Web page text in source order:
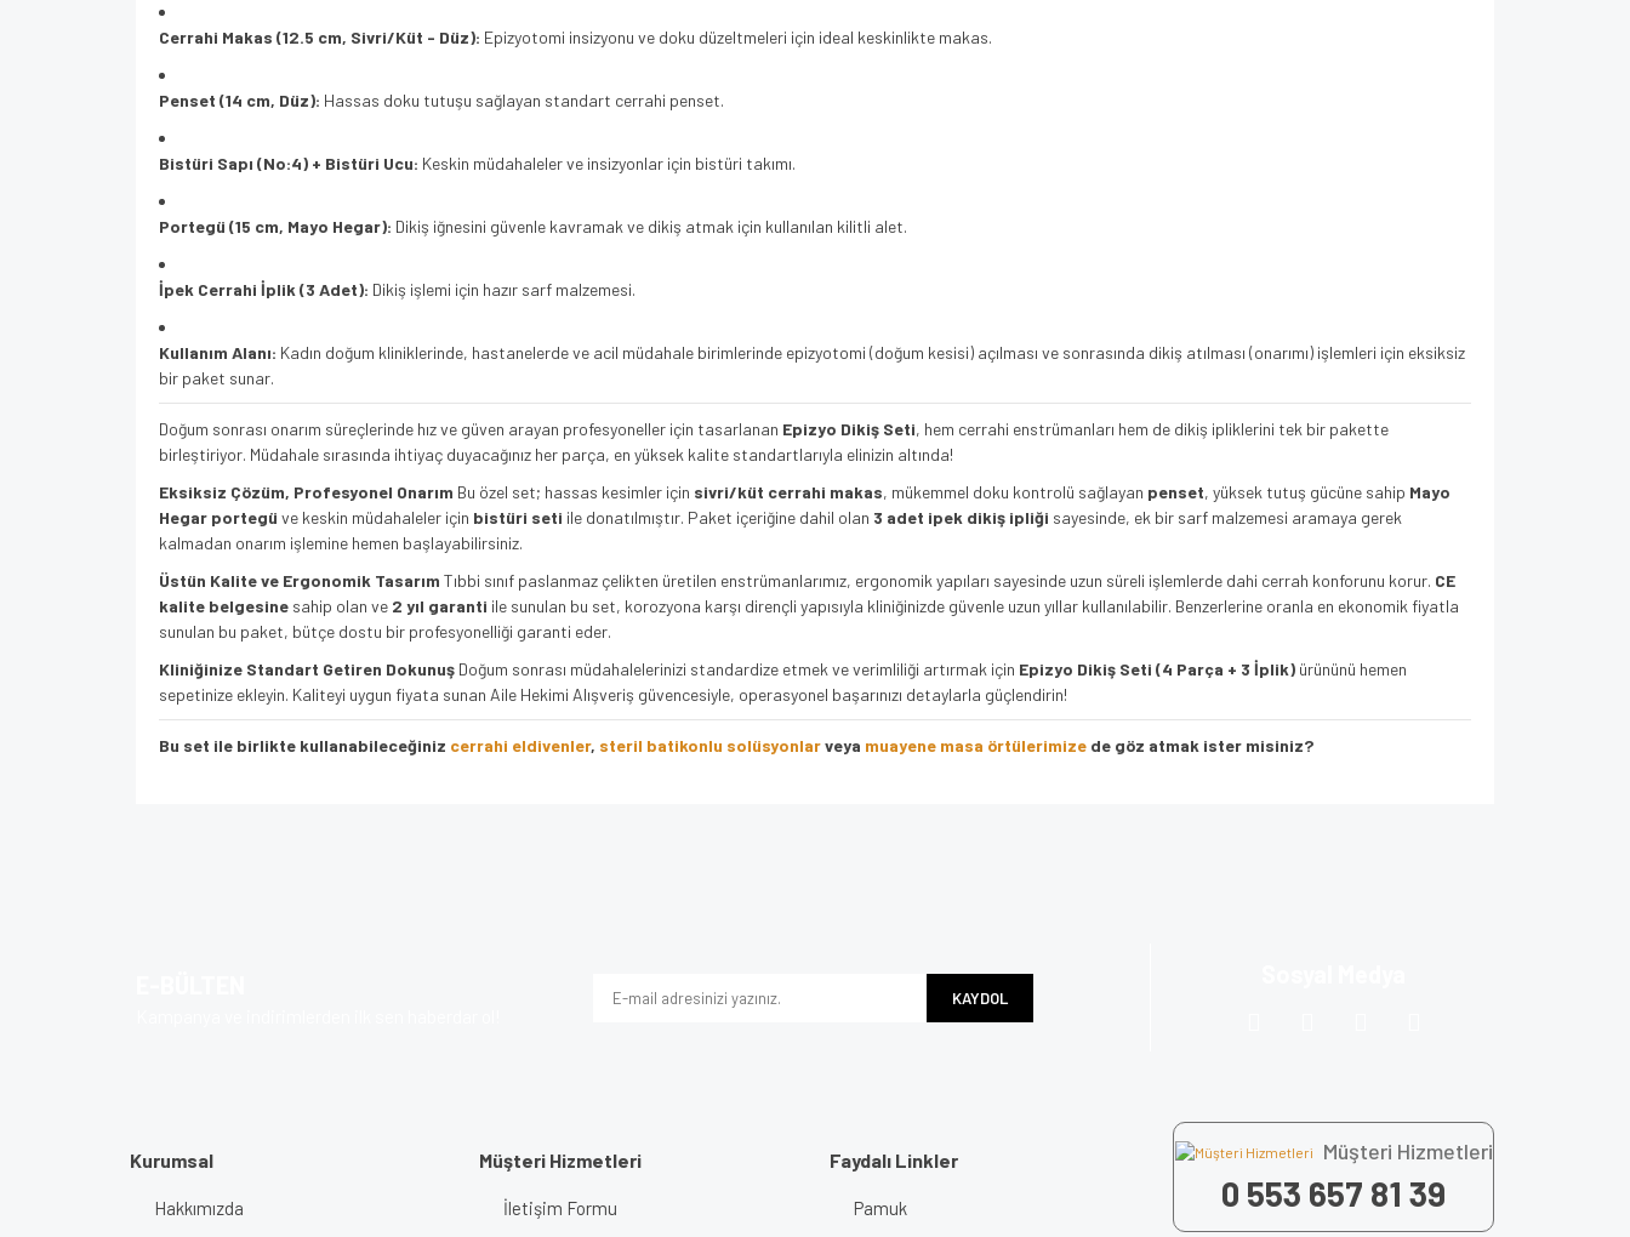
Cerrahi Makas (12.5 cm, Sivri/Küt - Düz): Epizyotomi insizyonu ve doku düzeltmeleri için ideal keskinlikte makas.
Penset (14 cm, Düz): Hassas doku tutuşu sağlayan standart cerrahi penset.
Bistüri Sapı (No:4) + Bistüri Ucu: Keskin müdahaleler ve insizyonlar için bistüri takımı.
Portegü (15 cm, Mayo Hegar): Dikiş iğnesini güvenle kavramak ve dikiş atmak için kullanılan kilitli alet.
İpek Cerrahi İplik (3 Adet): Dikiş işlemi için hazır sarf malzemesi.
Kullanım Alanı: Kadın doğum kliniklerinde, hastanelerde ve acil müdahale birimlerinde epizyotomi (doğum kesisi) açılması ve sonrasında dikiş atılması (onarımı) işlemleri için eksiksiz
bir paket sunar.
Doğum sonrası onarım süreçlerinde hız ve güven arayan profesyoneller için tasarlanan Epizyo Dikiş Seti, hem cerrahi enstrümanları hem de dikiş ipliklerini tek bir pakette
birleştiriyor. Müdahale sırasında ihtiyaç duyacağınız her parça, en yüksek kalite standartlarıyla elinizin altında!
Eksiksiz Çözüm, Profesyonel Onarım Bu özel set; hassas kesimler için sivri/küt cerrahi makas, mükemmel doku kontrolü sağlayan penset, yüksek tutuş gücüne sahip Mayo
Hegar portegü ve keskin müdahaleler için bistüri seti ile donatılmıştır. Paket içeriğine dahil olan 3 adet ipek dikiş ipliği sayesinde, ek bir sarf malzemesi aramaya gerek
kalmadan onarım işlemine hemen başlayabilirsiniz.
Üstün Kalite ve Ergonomik Tasarım Tıbbi sınıf paslanmaz çelikten üretilen enstrümanlarımız, ergonomik yapıları sayesinde uzun süreli işlemlerde dahi cerrah konforunu korur. CE
kalite belgesine sahip olan ve 2 yıl garanti ile sunulan bu set, korozyona karşı dirençli yapısıyla kliniğinizde güvenle uzun yıllar kullanılabilir. Benzerlerine oranla en ekonomik fiyatla
sunulan bu paket, bütçe dostu bir profesyonelliği garanti eder.
Kliniğinize Standart Getiren Dokunuş Doğum sonrası müdahalelerinizi standardize etmek ve verimliliği artırmak için Epizyo Dikiş Seti (4 Parça + 3 İplik) ürününü hemen
sepetinize ekleyin. Kaliteyi uygun fiyata sunan Aile Hekimi Alışveriş güvencesiyle, operasyonel başarınızı detaylarla güçlendirin!
Bu set ile birlikte kullanabileceğiniz cerrahi eldivenler, steril batikonlu solüsyonlarveya muayene masa örtülerimize de göz atmak ister misiniz?
KAYDOL
Kurumsal
Hakkımızda
Müşteri Hizmetleri
İletişim Formu
Faydalı Linkler
Pamuk
Müşteri Hizmetleri
0 553 657 81 39